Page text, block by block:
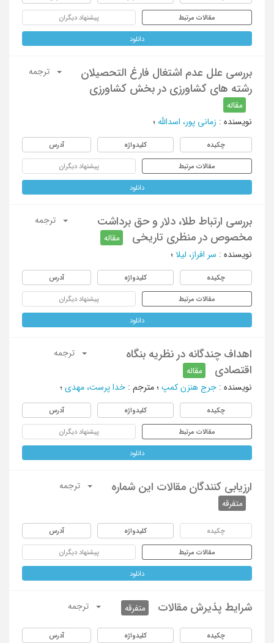
مقالات مرتبط پیشنهاد دیگران
دانلود
بررسی علل عدم اشتغال فارغ التحصیلان
رشته های کشاورزی در بخش کشاورزی
مقاله
ترجمه
نویسنده : زمانی پور، اسدالله ؛
چکیده کلیدواژه آدرس
مقالات مرتبط پیشنهاد دیگران
دانلود
بررسی ارتباط طلا، دلار و حق برداشت
مخصوص در منظری تاریخی
مقاله
ترجمه
نویسنده : سر افراز، لیلا ؛
چکیده کلیدواژه آدرس
مقالات مرتبط پیشنهاد دیگران
دانلود
اهداف چندگانه در نظریه بنگاه
اقتصادی
مقاله
ترجمه
نویسنده : جرج هنزن کمپ ؛ مترجم : خدا پرست، مهدی ؛
چکیده کلیدواژه آدرس
مقالات مرتبط پیشنهاد دیگران
دانلود
ارزیابی کنندگان مقالات این شماره
متفرقه
ترجمه
چکیده کلیدواژه آدرس
مقالات مرتبط پیشنهاد دیگران
دانلود
شرایط پذیرش مقالات متفرقه ترجمه
چکیده کلیدواژه آدرس